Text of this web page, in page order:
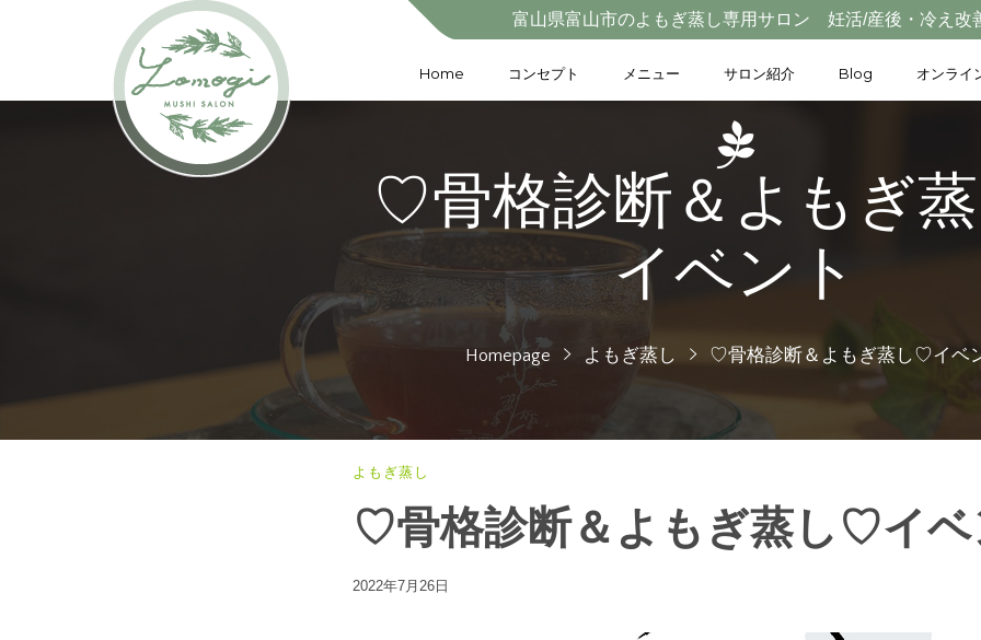
富山県富山市のよもぎ蒸し専用サロン 妊活/産後・冷え
Home コンセプト メニュー サロン紹介 Blog オンライ
♡骨格診断＆よもぎ
イベント
Homepage よもぎ蒸し ♡骨格診断＆よもぎ蒸し♡イベ
よもぎ蒸し
♡骨格診断＆よもぎ蒸し♡イベ
2022年7月26日